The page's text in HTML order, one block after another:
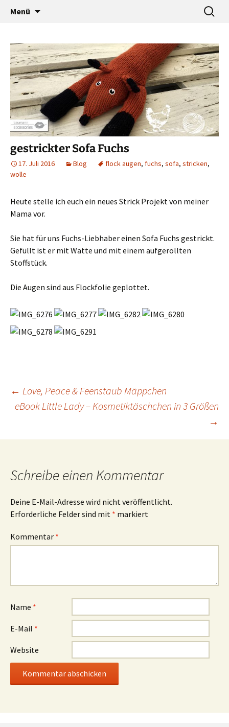
baumann-accessories
…a designers world
Menü
Suche
nach:
gestrickter Sofa Fuchs
17. Juli 2016 Blog flock augen, fuchs, sofa, stricken,
wolle
Heute stelle ich euch ein neues Strick Projekt von meiner
Mama vor.
Sie hat für uns Fuchs-Liebhaber einen Sofa Fuchs gestrickt.
Gefüllt ist er mit Watte und mit einem aufgerollten
Stoffstück.
Die Augen sind aus Flockfolie geplottet.
Beitrags-
← Love, Peace & Feenstaub Mäppchen
eBook Little Lady – Kosmetiktäschchen in 3 Größen
→
Schreibe einen Kommentar
Deine E-Mail-Adresse wird nicht veröffentlicht.
Erforderliche Felder sind mit * markiert
Kommentar *
Name *
E-Mail *
Website